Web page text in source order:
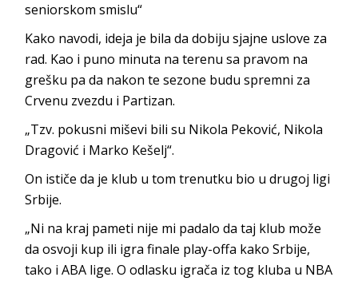
seniorskom smislu“
Kako navodi, ideja je bila da dobiju sjajne uslove za
rad. Kao i puno minuta na terenu sa pravom na
grešku pa da nakon te sezone budu spremni za
Crvenu zvezdu i Partizan.
„Tzv. pokusni miševi bili su Nikola Peković, Nikola
Dragović i Marko Kešelj“.
On ističe da je klub u tom trenutku bio u drugoj ligi
Srbije.
„Ni na kraj pameti nije mi padalo da taj klub može
da osvoji kup ili igra finale play-offa kako Srbije,
tako i ABA lige. O odlasku igrača iz tog kluba u NBA